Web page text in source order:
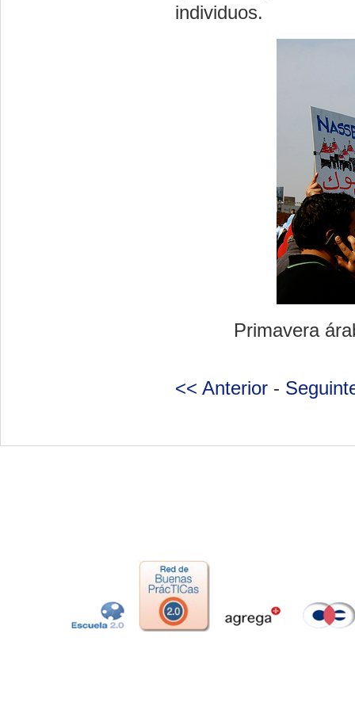
individuos.
Primavera
<< Anterior -